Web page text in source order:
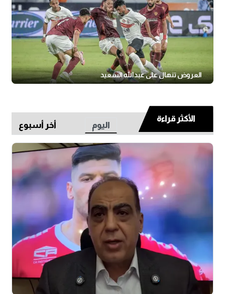
العروض تنهال على عبدالله السعيد
الأكثر قراءة
اليوم أخر أسبوع